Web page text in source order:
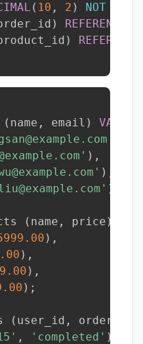
( 10 , 2 ) NOT
) REFERENCES
)
( name , email )
VALUES
) ,
)
)
( name , price )
) ,
) ,
) ,
) ;
( user_id ,
, 'completed' )